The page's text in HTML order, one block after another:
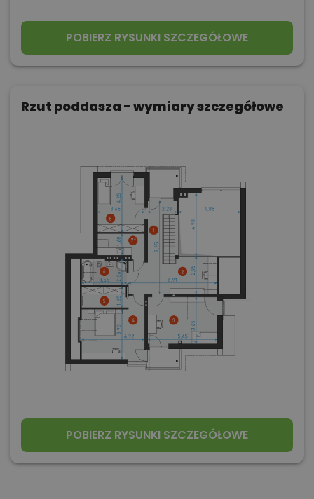
POBIERZ RYSUNKI SZCZEGÓŁOWE
Rzut poddasza - wymiary szczegółowe
POBIERZ RYSUNKI SZCZEGÓŁOWE